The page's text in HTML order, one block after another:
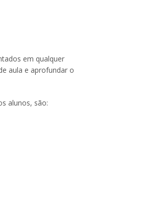
em qualquer
aula e aprofundar o
alunos, são: